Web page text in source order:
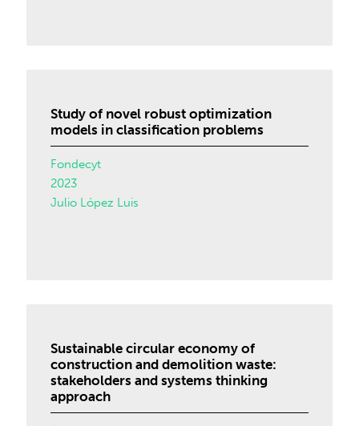
Study of novel robust optimization
models in classification problems
Fondecyt
2023
Julio López Luis
Sustainable circular economy of
construction and demolition waste:
stakeholders and systems thinking
approach